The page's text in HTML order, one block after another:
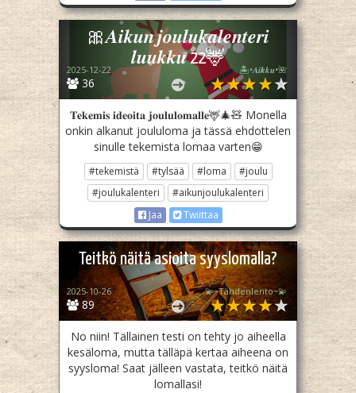
🎀𝑨𝒊𝒌𝒖𝒏 𝒋𝒐𝒖𝒍𝒖𝒌𝒂𝒍𝒆𝒏𝒕𝒆𝒓𝒊
𝒍𝒖𝒖𝒌𝒌𝒖 22🦌
36
2025-12-22 🏝️•𝑨𝒊𝒌𝒌𝒖•🌺
𝐓𝐞𝐤𝐞𝐦𝐢𝐬 𝐢𝐝𝐞𝐨𝐢𝐭𝐚 𝐣𝐨𝐮𝐥𝐮𝐥𝐨𝐦𝐚𝐥𝐥𝐞🦌🎄🧸 Monella
onkin alkanut joululoma ja tässä ehdottelen
sinulle tekemista lomaa varten😁
#tekemistä #tylsää #loma
#joulu
#joulukalenteri
#aikunjoulukalenteri
Jaa
Twiittaa
Teitkö näitä asioita syyslomalla?
89
2025-10-26 💫~Tähdenlento~💫
No niin! Tällainen testi on tehty jo aiheella
kesäloma, mutta tälläpä kertaa aiheena on
syysloma! Saat jälleen vastata, teitkö näitä
lomallasi!